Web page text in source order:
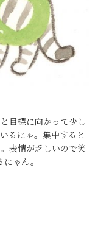
目標に向かって少し
るにゃ。集中すると
表情が乏しいので笑
ゃん。